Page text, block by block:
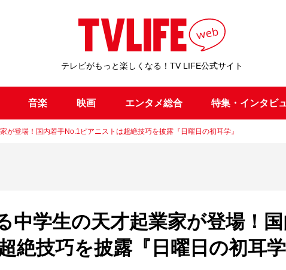
テレビがもっと楽しくなる！TV LIFE公式サイト
音楽 映画 エンタメ総合 特集・インタビ
が登場！国内若手No.1ピアニストは超絶技巧を披露『日曜日の初耳学』
中学生の天才起業家が登場！
絶技巧を披露『日曜日の初耳